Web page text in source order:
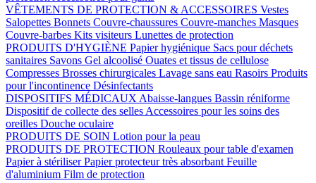
VÊTEMENTS DE PROTECTION & ACCESSOIRES Vestes
Salopettes Bonnets Couvre-chaussures Couvre-manches Masques
Couvre-barbes Kits visiteurs Lunettes de protection
PRODUITS D'HYGIÈNE Papier hygiénique Sacs pour déchets
sanitaires Savons Gel alcoolisé Ouates et tissus de cellulose
Compresses Brosses chirurgicales Lavage sans eau Rasoirs Produits
pour l'incontinence Désinfectants
DISPOSITIFS MÉDICAUX Abaisse-langues Bassin réniforme
Dispositif de collecte des selles Accessoires pour les soins des
oreilles Douche oculaire
PRODUITS DE SOIN Lotion pour la peau
PRODUITS DE PROTECTION Rouleaux pour table d'examen
Papier à stériliserPapier protecteur très absorbant Feuille
d'aluminium Film de protection